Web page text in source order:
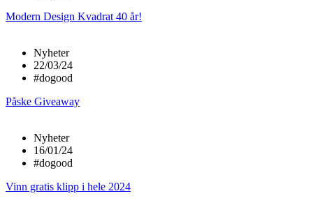
Modern Design Kvadrat 40 år!
Nyheter
22/03/24
#dogood
Påske Giveaway
Nyheter
16/01/24
#dogood
Vinn gratis klipp i hele 2024